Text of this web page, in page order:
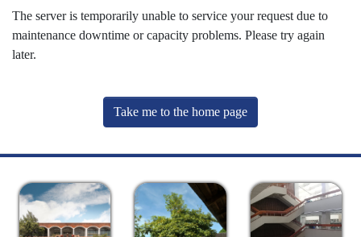
The server is temporarily unable to service your request due to
maintenance downtime or capacity problems. Please try again
later.
Take me to the home page